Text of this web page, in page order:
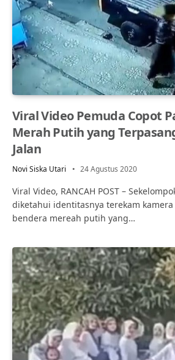
Viral Video Pemuda Copot
Merah Putih yang
Jalan
Novi Siska Utari 24 Agustus 2020
Viral Video, RANCAH POST –
diketahui identitasnya terekam kamera
bendera mereah putih yang…